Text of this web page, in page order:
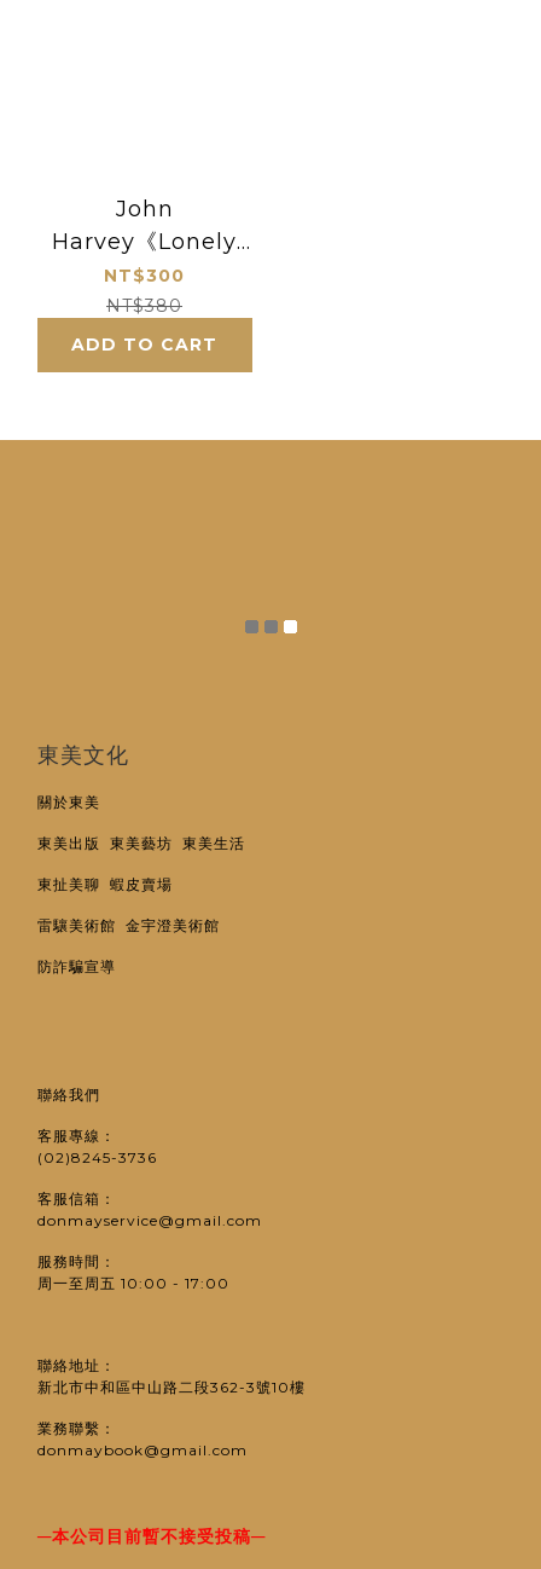
John
Harvey《Lonely
Hearts》
NT$300
NT$380
ADD TO CART
東美文化
關於東美
東美出版 東美藝坊 東美生活
東扯美聊 蝦皮賣場
雷驤美術館 金宇澄美術館
防詐騙宣導
聯絡我們
客服專線：
(02)8245-3736
客服信箱：
donmayservice@gmail.com
服務時間：
周一至周五 10:00 - 17:00
聯絡地址：
新北市中和區中山路二段362-3號10樓
業務聯繫：
donmaybook@gmail.com
─本公司目前暫不接受投稿─